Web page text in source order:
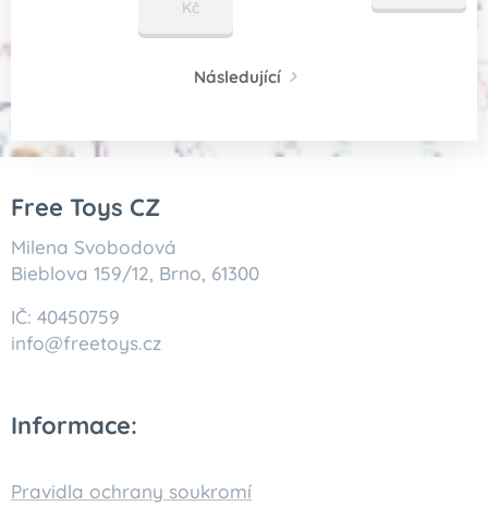
Kč
Následující
Free Toys CZ
Milena Svobodová
Bieblova 159/12, Brno, 61300
IČ: 40450759
info@freetoys.cz
Informace:
Pravidla ochrany soukromí